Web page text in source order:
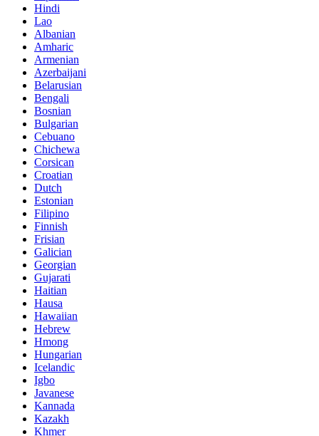
Hindi
Lao
Albanian
Amharic
Armenian
Azerbaijani
Belarusian
Bengali
Bosnian
Bulgarian
Cebuano
Chichewa
Corsican
Croatian
Dutch
Estonian
Filipino
Finnish
Frisian
Galician
Georgian
Gujarati
Haitian
Hausa
Hawaiian
Hebrew
Hmong
Hungarian
Icelandic
Igbo
Javanese
Kannada
Kazakh
Khmer